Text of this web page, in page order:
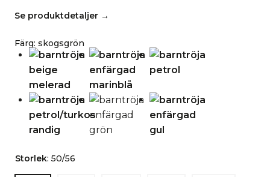
Se produktdetaljer →
Färg: skogsgrön
Storlek: 50/56